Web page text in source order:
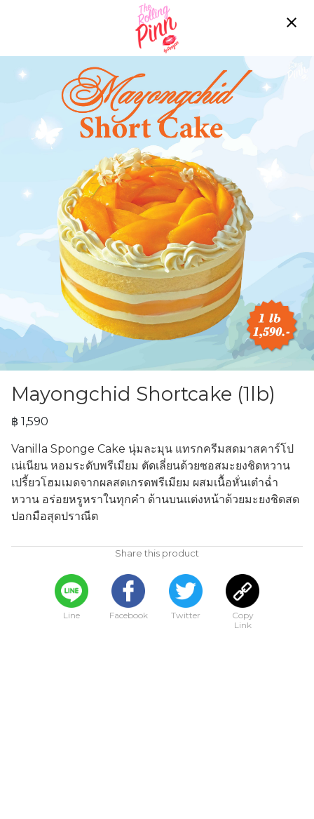
Free delivery over ฿2200!
Mayongchid Shortcake (1lb)
฿ 1,590
Vanilla Sponge Cake นุ่มละมุน แทรกครีมสดมาสคาร์โป
เน่เนียน หอมระดับพรีเมียม ตัดเลี่ยนด้วยซอสมะยงชิดหวาน
เปรี้ยวโฮมเมดจากผลสดเกรดพรีเมียม ผสมเนื้อหั่นเต๋าฉ่ำ
หวาน อร่อยหรูหราในทุกคำ ด้านบนแต่งหน้าด้วยมะยงชิดสด
ปอกมือสุดปราณีต
Share this product
Line Facebook Twitter
Copy
Link